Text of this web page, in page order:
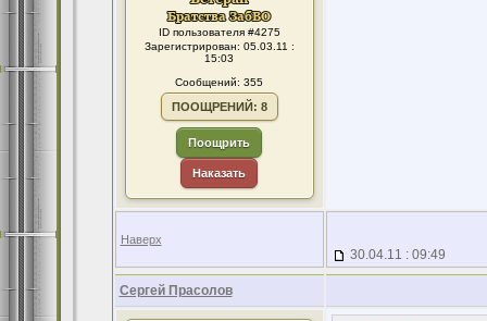
ID пользователя #4275
Зарегистрирован: 05.03.11 :
15:03
Сообщений: 355
ПООЩРЕНИЙ: 8
Поощрить
Наказать
Наверх
30.04.11 : 09:49
Сергей Прасолов